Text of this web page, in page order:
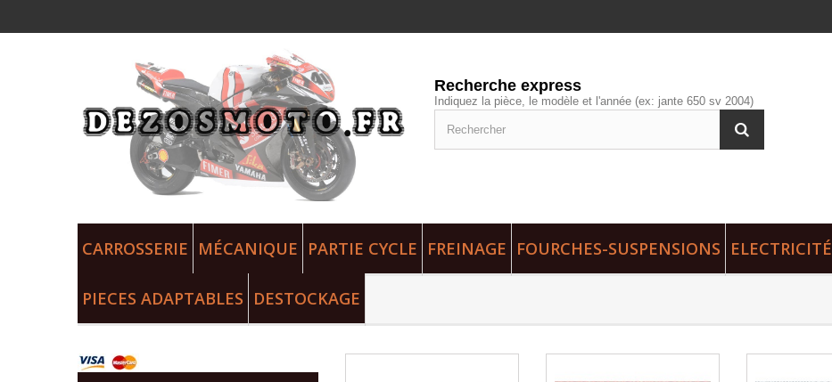
Recherche express
Indiquez la pièce, le modèle et l'année (ex: jante 650 sv 2004)
CARROSSERIE MÉCANIQUE PARTIE CYCLE FREINAGE FOURCHES-SUSPENSIONS ELECTRICITÉ
PIECES ADAPTABLES DESTOCKAGE